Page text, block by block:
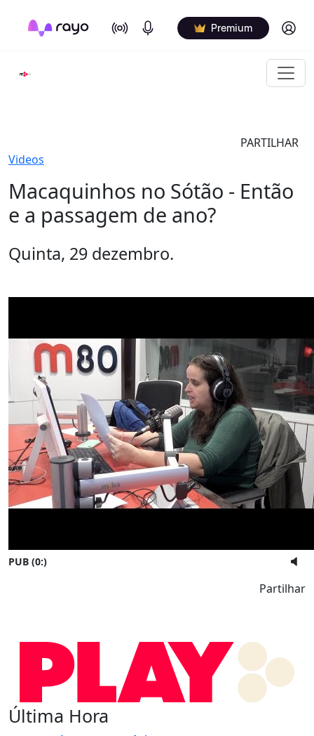
On Air Podcasts Premium Log in
PARTILHAR
Videos
Macaquinhos no Sótão - Então
e a passagem de ano?
Quinta, 29 dezembro.
PUB (0:)
Partilhar
Última Hora